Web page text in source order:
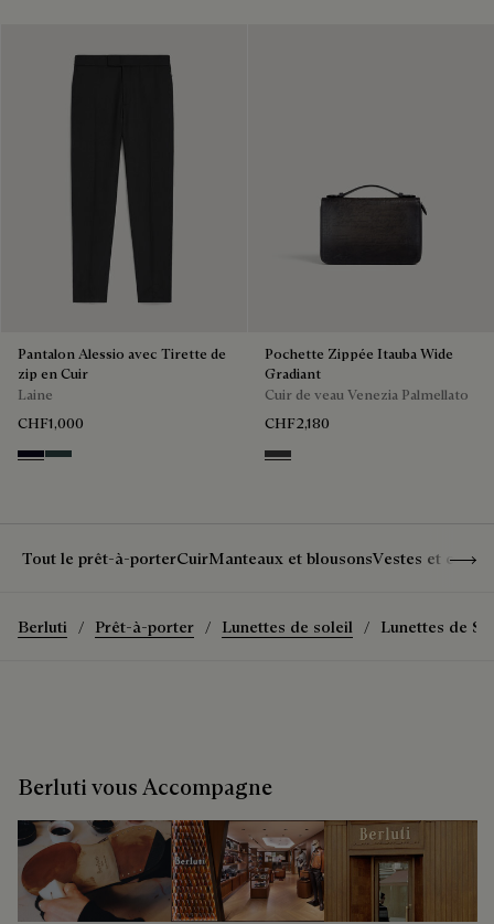
Pantalon Alessio avec Tirette de
zip en Cuir
Laine
CHF1,000
Black & Night Blue
Dark Lead & Mysterious Grey
Pochette Zippée Itauba Wide
Gradiant
Cuir de veau Venezia Palmellato
CHF2,180
Grey Flanel
Tout le prêt-à-porterCuirManteaux et blousonsVestes et
Berluti Prêt-à-porter Lunettes de soleil Lunettes de
Berluti vous Accompagne